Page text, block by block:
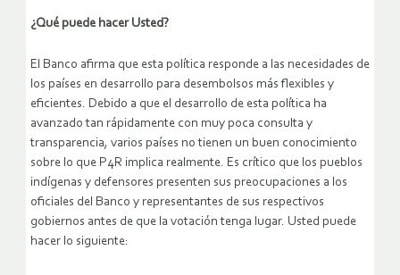
¿Qué puede hacer Usted?
El Banco afirma que esta política responde a las necesidades de
los países en desarrollo para desembolsos más flexibles y
eficientes. Debido a que el desarrollo de esta política ha
avanzado tan rápidamente con muy poca consulta y
transparencia, varios países no tienen un buen conocimiento
sobre lo que P4R implica realmente. Es crítico que los pueblos
indígenas y defensores presenten sus preocupaciones a los
oficiales del Banco y representantes de sus respectivos
gobiernos antes de que la votación tenga lugar. Usted puede
hacer lo siguiente: